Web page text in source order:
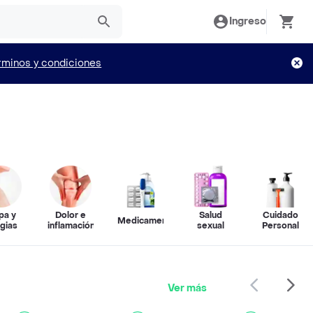
Ingreso
y condiciones
y
Dolor e
inflamación
Medicamentos
Salud
sexual
Cuidado
Personal
Ver más